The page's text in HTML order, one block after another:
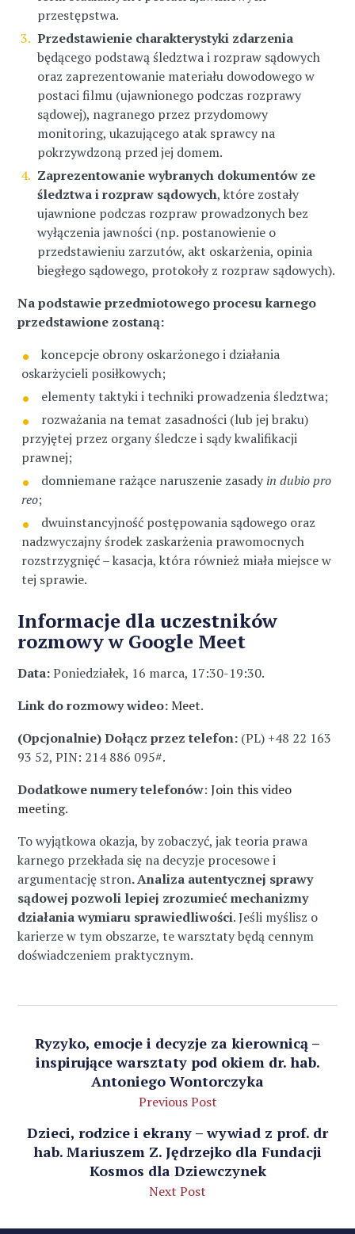
przestępstwa.
Przedstawienie charakterystyki zdarzenia
będącego podstawą śledztwa i rozpraw sądowych
oraz zaprezentowanie materiału dowodowego w
postaci filmu (ujawnionego podczas rozprawy
sądowej), nagranego przez przydomowy
monitoring, ukazującego atak sprawcy na
pokrzywdzoną przed jej domem.
Zaprezentowanie wybranych dokumentów ze
śledztwa i rozpraw sądowych, które zostały
ujawnione podczas rozpraw prowadzonych bez
wyłączenia jawności (np. postanowienie o
przedstawieniu zarzutów, akt oskarżenia, opinia
biegłego sądowego, protokoły z rozpraw sądowych).
Na podstawie przedmiotowego procesu karnego
przedstawione zostaną:
koncepcje obrony oskarżonego i działania
oskarżycieli posiłkowych;
elementy taktyki i techniki prowadzenia śledztwa;
rozważania na temat zasadności (lub jej braku)
przyjętej przez organy śledcze i sądy kwalifikacji
prawnej;
domniemane rażące naruszenie zasady in dubio pro
reo;
dwuinstancyjność postępowania sądowego oraz
nadzwyczajny środek zaskarżenia prawomocnych
rozstrzygnięć – kasacja, która również miała miejsce w
tej sprawie.
Informacje dla uczestników
rozmowy w Google Meet
Data:Poniedziałek, 16 marca, 17:30-19:30.
Link do rozmowy wideo: Meet.
(Opcjonalnie) Dołącz przez telefon: (PL) +48 22 163
93 52‬, PIN: 214 886 095‬#.
Dodatkowe numery telefonów:Join this video
meeting.
To wyjątkowa okazja, by zobaczyć, jak teoria prawa
karnego przekłada się na decyzje procesowe i
argumentację stron. Analiza autentycznej sprawy
sądowej pozwoli lepiej zrozumieć mechanizmy
działania wymiaru sprawiedliwości. Jeśli myślisz o
karierze w tym obszarze, te warsztaty będą cennym
doświadczeniem praktycznym.
Ryzyko, emocje i decyzje za kierownicą –
inspirujące warsztaty pod okiem dr. hab.
Antoniego Wontorczyka
Previous Post
Dzieci, rodzice i ekrany – wywiad z prof. dr
hab. Mariuszem Z. Jędrzejko dla Fundacji
Kosmos dla Dziewczynek
Next Post